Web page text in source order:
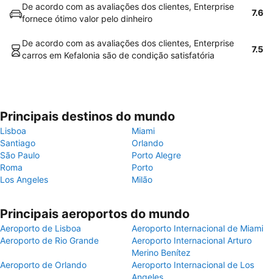
De acordo com as avaliações dos clientes, Enterprise
fornece ótimo valor pelo dinheiro
7.6
De acordo com as avaliações dos clientes, Enterprise
carros em Kefalonia são de condição satisfatória
7.5
Principais destinos do mundo
Lisboa
Miami
Santiago
Orlando
São Paulo
Porto Alegre
Roma
Porto
Los Angeles
Milão
Principais aeroportos do mundo
Aeroporto de Lisboa
Aeroporto Internacional de Miami
Aeroporto de Rio Grande
Aeroporto Internacional Arturo
Merino Benítez
Aeroporto de Orlando
Aeroporto Internacional de Los
Angeles